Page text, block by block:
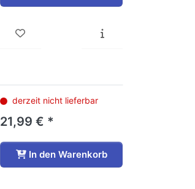
derzeit nicht lieferbar
21,99 € *
In den Warenkorb